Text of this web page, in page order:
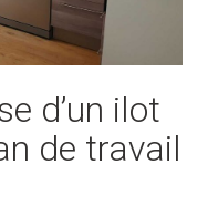
d’un ilot
de travail